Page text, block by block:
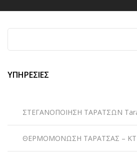
ΥΠΗΡΕΣΙΕΣ
ΣΤΕΓΑΝΟΠΟΙΗΣΗ ΤΑΡΑΤΣΩΝ
ΘΕΡΜΟΜΟΝΩΣΗ ΤΑΡΑΤΣΑΣ –